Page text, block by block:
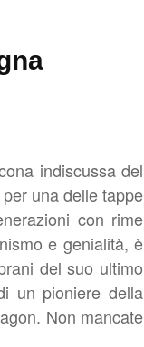
indiscussa del
una delle tappe
con rime
e genialità, è
del suo ultimo
un pioniere della
Non mancate